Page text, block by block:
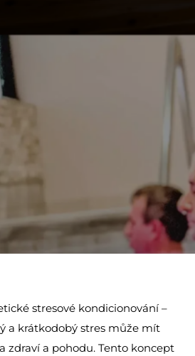
stresové kondicionování –
a krátkodobý stres může mít
zdraví a pohodu. Tento koncept